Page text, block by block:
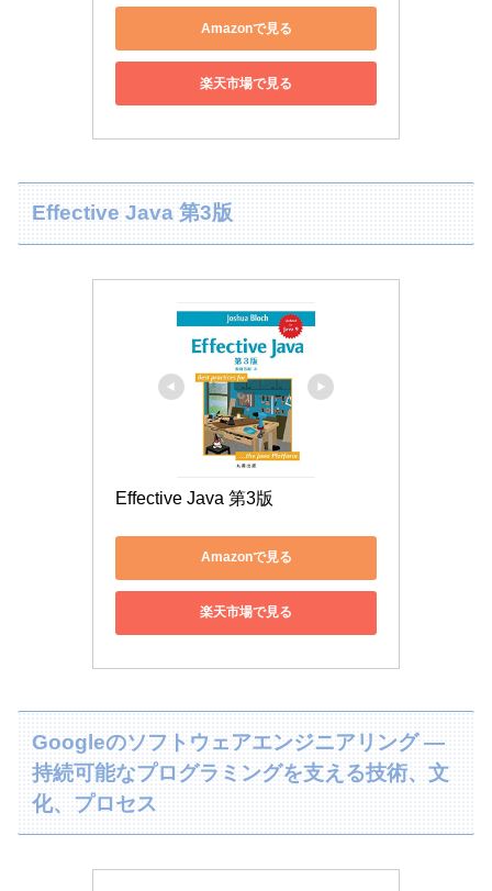
Amazonで見る
楽天市場で見る
Effective Java 第3版
Effective Java 第3版
Amazonで見る
楽天市場で見る
Googleのソフトウェアエンジニアリング ―
持続可能なプログラミングを支える技術、文
化、プロセス